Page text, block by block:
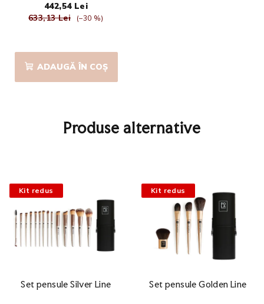
442,54 Lei
633,13 Lei
(–30 %)
medie
a
produsului
5
stele.
ADAUGĂ ÎN COŞ
Produse alternative
Kit redus
Set pensule Silver Line
Kit redus
Set pensule Golden Line